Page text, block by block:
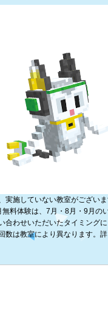
実施していない教室がござい
無料体験は、7月・8月・9月の
合わせいただいたタイミング
数は教室により異なります。